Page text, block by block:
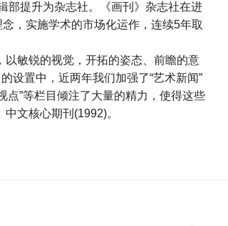
部提升为杂志社。《画刊》杂志社在进
，实施学术的市场化运作，连续5年取
以敏锐的视觉，开拓的姿态、前瞻的意
设置中，近两年我们加强了“艺术新闻”
点”等栏目倾注了大量的精力，使得这些
文核心期刊(1992)。